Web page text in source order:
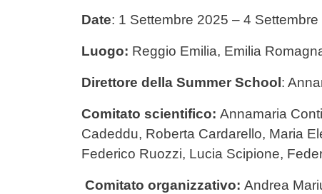
Date: 1 Settembre 2025 – 4 Settembre
Luogo: Reggio Emilia, Emilia
Direttore della Summer School :
Comitato scientifico: Annamaria
Cadeddu, Roberta Cardarello, Maria
Federico Ruozzi, Lucia Scipione,
Comitato organizzativo: Andrea